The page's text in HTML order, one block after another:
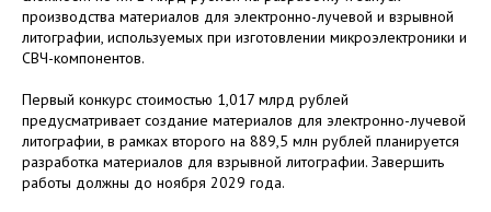
производства материалов для электронно-лучевой и взрывной
литографии, используемых при изготовлении микроэлектроники и
СВЧ-компонентов.
Первый конкурс стоимостью 1,017 млрд рублей
предусматривает создание материалов для электронно-лучевой
литографии, в рамках второго на 889,5 млн рублей планируется
разработка материалов для взрывной литографии. Завершить
работы должны до ноября 2029 года.